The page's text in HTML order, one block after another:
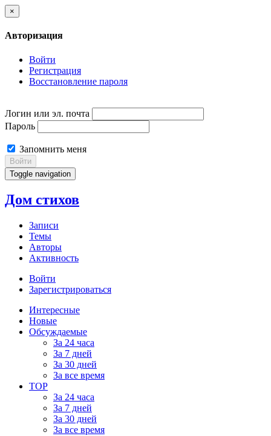
×
Авторизация
Войти
Регистрация
Восстановление пароля
Логин или эл. почта
Пароль
Запомнить меня
Войти
Toggle navigation
Дом стихов
Записи
Темы
Авторы
Активность
Войти
Зарегистрироваться
Интересные
Новые
Обсуждаемые
За 24 часа
За 7 дней
За 30 дней
За все время
TOP
За 24 часа
За 7 дней
За 30 дней
За все время